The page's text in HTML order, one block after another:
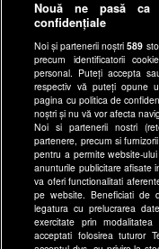
Nouă ne pasă ca
confidențiale
Noi și partenerii noștri589
precum identificatorii
personal. Puteți accepta
respectiv vă puteți opune
pagina cu politica de
noștri și nu vă vor afecta
Noi si partenerii nostri
partenere, precum si
pentru a permite website-
anunturile publicitare afisate
va oferi functionalitati
pe website. Beneficiati de
legatura cu prelucrarea
exercitate prin
acceptati folosirea tuturor